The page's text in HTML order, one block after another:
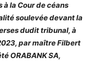
à la Cour de céans
soulevée devant la
dudit tribunal, à
par maître Filbert
ORABANK SA,